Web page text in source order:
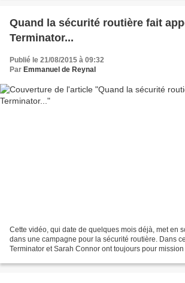
Quand la sécurité routière fait
Terminator...
Publié le 21/08/2015 à 09:32
Par Emmanuel de Reynal
Cette vidéo, qui date de quelques mois déjà, met en
dans une campagne pour la sécurité routière. Dans
Terminator et Sarah Connor ont toujours pour